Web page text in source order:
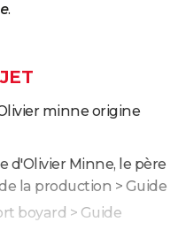
.
minne origine
d'Olivier Minne, le père
la production > Guide
boyard > Guide